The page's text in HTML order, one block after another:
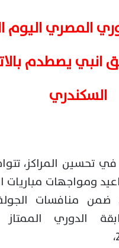
المصري اليوم
انبي يصطدم
السكندري
تحسين المراكز،
ومواجهات
ضمن منافسات
الدوري